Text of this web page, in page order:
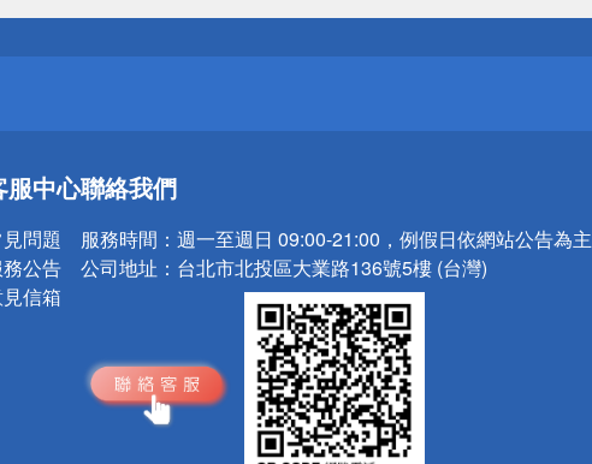
小心！
小心！
服中心
問題
公告
信箱
聯絡我們
服務時間： 週一至週日 09:00-21:00，例假日依網站公告為主
公司地址： 台北市北投區大業路136號5樓 (台灣)